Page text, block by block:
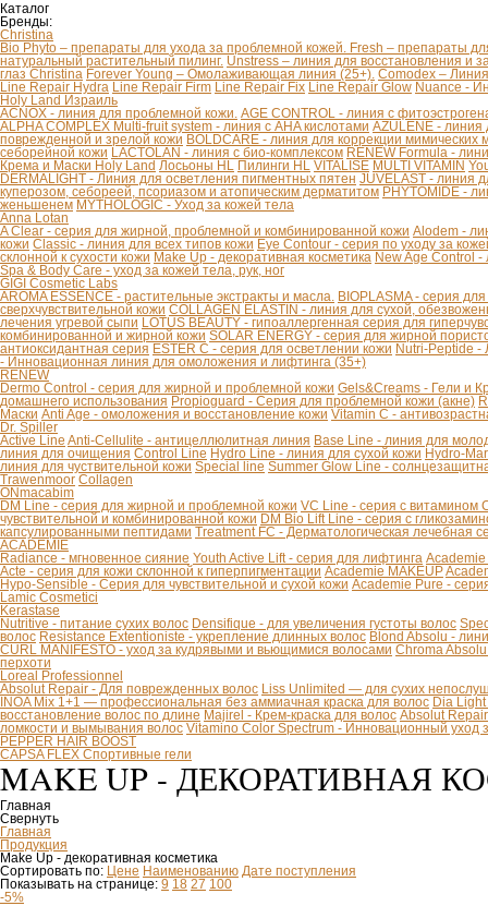
Каталог
Бренды:
Christina
Bio Phyto – препараты для ухода за проблемной кожей. Fresh – препараты
натуральный растительный пилинг. Unstress – линия для восстановления и
глаз Christina Forever Young – Омолаживающая линия (25+). Comodex –
Line Repair Hydra Line Repair Firm Line Repair Fix Line Repair Glow Nuance -
Holy Land Израиль
ACNOX - линия для проблемной кожи. AGE CONTROL - линия с
ALPHA COMPLEX Multi-fruit system - линия с AHA кислотами AZULENE - линия
поврежденной и зрелой кожи BOLDCARE - линия для коррекции мимических
себорейной кожи LACTOLAN - линия с био-комплексом RENEW Formula -
Крема и Маски Holy Land Лосьоны HL Пилинги HL VITALISE MULTI VITAMIN
DERMALIGHT - Линия для осветления пигментных пятен JUVELAST - линия
куперозом, себореей, псориазом и атопическим дерматитом PHYTOMIDE -
женьшенем MYTHOLOGIC - Уход за кожей тела
Anna Lotan
A Clear - серия для жирной, проблемной и комбинированной кожи Alodem -
кожи Classic - линия для всех типов кожи Eye Contour - серия по уходу за
склонной к сухости кожи Make Up - декоративная косметика New Age Control
Spa & Body Care - уход за кожей тела, рук, ног
GIGI Cosmetic Labs
AROMA ESSENCE - растительные экстракты и масла. BIOPLASMA - серия
сверхчувствительной кожи COLLAGEN ELASTIN - линия для сухой,
лечения угревой сыпи LOTUS BEAUTY - гипоаллергенная серия для
комбинированной и жирной кожи SOLAR ENERGY - серия для жирной
антиоксидантная серия ESTER C - серия для осветлении кожи Nutri-Peptide -
- Инновационная линия для омоложения и лифтинга (35+)
RENEW
Dermo Control - серия для жирной и проблемной кожи Gels&Creams - Гели и
домашнего использования Propioguard - Серия для проблемной кожи (акне)
Маски Anti Age - омоложения и восстановление кожи Vitamin C -
Dr. Spiller
Active Line Anti-Cellulite - антицеллюлитная линия Base Line - линия для
линия для очищения Control Line Hydro Line - линия для сухой кожи Hydro-
линия для чуствительной кожи Special line Summer Glow Line -
Trawenmoor Collagen
ONmacabim
DM Line - серия для жирной и проблемной кожи VC Line - серия с витамином
чувствительной и комбинированной кожи DM Bio Lift Line - cерия с
капсулированными пептидами Treatment FC - Дерматологическая лечебная
ACADEMIE
Radiance - мгновенное сияние Youth Active Lift - серия для лифтинга
Acte - серия для кожи склонной к гиперпигментации Academie MAKEUP
Hypo-Sensible - Серия для чувствительной и сухой кожи Academie Pure -
Lamic Cosmetici
Kerastase
Nutritive - питание сухих волос Densifique - для увеличения густоты волос
волос Resistance Extentioniste - укрепление длинных волос Blond Absolu -
CURL MANIFESTO - уход за кудрявыми и вьющимися волосами Chroma
перхоти
Loreal Professionnel
Absolut Repair - Для поврежденных волос Liss Unlimited — для сухих
INOA Mix 1+1 — профессиональная без аммиачная краска для волос Dia
восстановление волос по длине Majirel - Крем-краска для волос Absolut
ломкости и вымывания волос Vitamino Color Spectrum - Инновационный уход
PEPPER HAIR BOOST
CAPSA FLEX Спортивные гели
MAKE UP - ДЕКОРАТИВНАЯ
Главная
Свернуть
Главная
Продукция
Make Up - декоративная косметика
Сортировать по: Цене Наименованию Дате поступления
Показывать на странице: 9 18 27 100
-5%